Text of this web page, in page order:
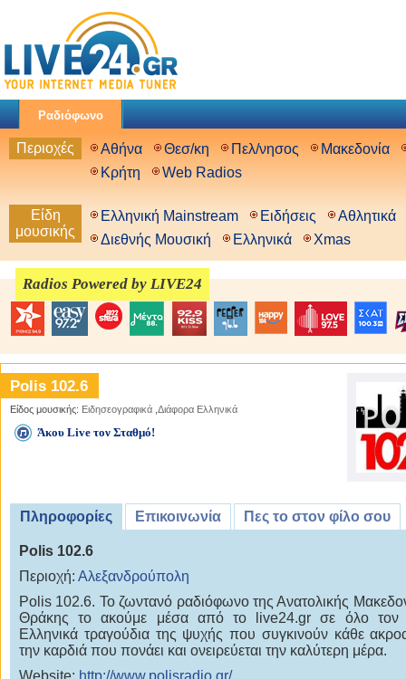
Ραδιόφωνο
Περιοχές Αθήνα Θεσ/κη Πελ/νησος
Μακεδονία
Κρήτη
Web Radios
Είδη
μουσικής
Ελληνική Mainstream Ειδήσεις
Αθλητικά
Διεθνής Μουσική
Ελληνικά Xmas
Radios Powered by LIVE24
Polis 102.6
Είδος μουσικής: Ειδησεογραφικά Διάφορα Ελληνικά
Άκου Live τον Σταθμό!
Πληροφορίες Επικοινωνία Πες το στον φίλο σου
Polis 102.6
Περιοχή: Αλεξανδρούπολη
Polis 102.6. Το ζωντανό ραδιόφωνο της Ανατολικής
Θράκης το ακούμε μέσα από το live24.gr σε όλο τον
Ελληνικά τραγούδια της ψυχής που συγκινούν κάθε
την καρδιά που πονάει και ονειρεύεται την καλύτερη μέρα.
Website: http://www.polisradio.gr/